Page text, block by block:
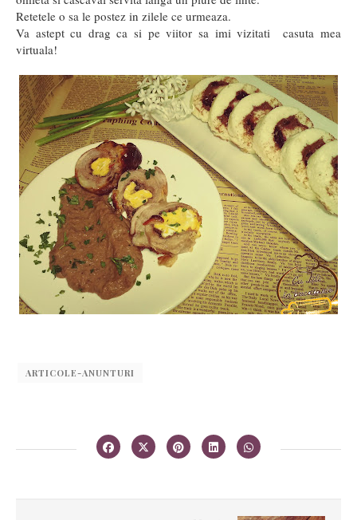
Retetele o sa le postez in zilele ce urmeaza.
Va astept cu drag ca si pe viitor sa imi vizitati casuta mea
virtuala!
ARTICOLE-ANUNTURI